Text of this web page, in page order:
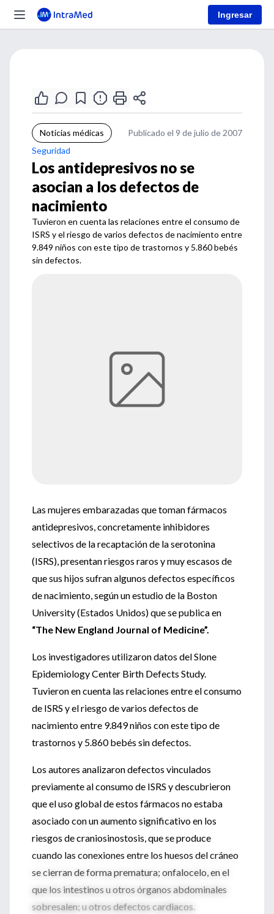
Ingresar
Noticias médicas
Publicado el 9 de julio de 2007
Seguridad
Los antidepresivos no se
asocian a los defectos de
nacimiento
Tuvieron en cuenta las relaciones entre el consumo de
ISRS y el riesgo de varios defectos de nacimiento entre
9.849 niños con este tipo de trastornos y 5.860 bebés
sin defectos.
Las mujeres embarazadas que toman fármacos
antidepresivos, concretamente inhibidores
selectivos de la recaptación de la serotonina
(ISRS), presentan riesgos raros y muy escasos de
que sus hijos sufran algunos defectos específicos
de nacimiento, según un estudio de la Boston
University (Estados Unidos) que se publica en
“The New England Journal of Medicine”.
Los investigadores utilizaron datos del Slone
Epidemiology Center Birth Defects Study.
Tuvieron en cuenta las relaciones entre el consumo
de ISRS y el riesgo de varios defectos de
nacimiento entre 9.849 niños con este tipo de
trastornos y 5.860 bebés sin defectos.
Los autores analizaron defectos vinculados
previamente al consumo de ISRS y descubrieron
que el uso global de estos fármacos no estaba
asociado con un aumento significativo en los
riesgos de craniosinostosis, que se produce
cuando las conexiones entre los huesos del cráneo
se cierran de forma prematura; onfalocelo, en el
que los intestinos u otros órganos abdominales
sobresalen; u otros defectos cardiacos.